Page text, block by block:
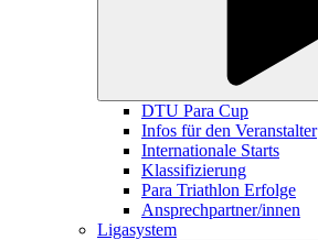
DTU Para Cup
Infos für den Veranstalter
Internationale Starts
Klassifizierung
Para Triathlon Erfolge
Ansprechpartner/innen
Ligasystem